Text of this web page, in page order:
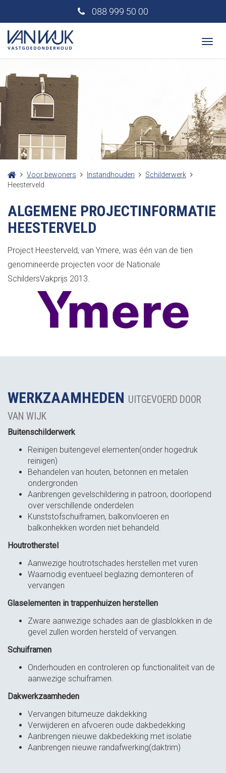
088 999 50 00
Voor bewoners Instandhouden
Schilderwerk
Heesterveld
ALGEMENE PROJECTINFORMATIE
HEESTERVELD
Project Heesterveld, van Ymere, was één van de tien
genomineerde projecten voor de Nationale
SchildersVakprijs 2013.
WERKZAAMHEDEN UITGEVOERD DOOR
VAN WIJK
Buitenschilderwerk
Reinigen buitengevel elementen(onder hogedruk
reinigen)
Behandelen van houten, betonnen en metalen
ondergronden
Aanbrengen gevelschildering in patroon, doorlopend
over verschillende onderdelen
Kunststofschuiframen, balkonvloeren en
balkonhekken worden niet behandeld.
Houtrot​herstel
Aanwezige houtrotschades herstellen met vuren
Waarnodig eventueel beglazing demonteren of
vervangen
Glaselementen in trappenhuizen herstellen
Zware aanwezige schades aan de glasblokken in de
gevel zullen worden hersteld of vervangen.
Schuiframen
Onderhouden en controleren op functionaliteit van de
aanwezige schuiframen.
Dakwerkzaamheden
Vervangen bitumeuze dakdekking
Verwijderen en afvoeren oude dakbedekking
Aanbrengen nieuwe dakbedekking met isolatie
Aanbrengen nieuwe randafwerking(daktrim)